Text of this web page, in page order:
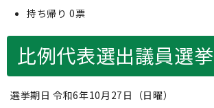
持ち帰り 0票
比例代表選出議員選挙
選挙期日 令和6年10月27日（日曜）